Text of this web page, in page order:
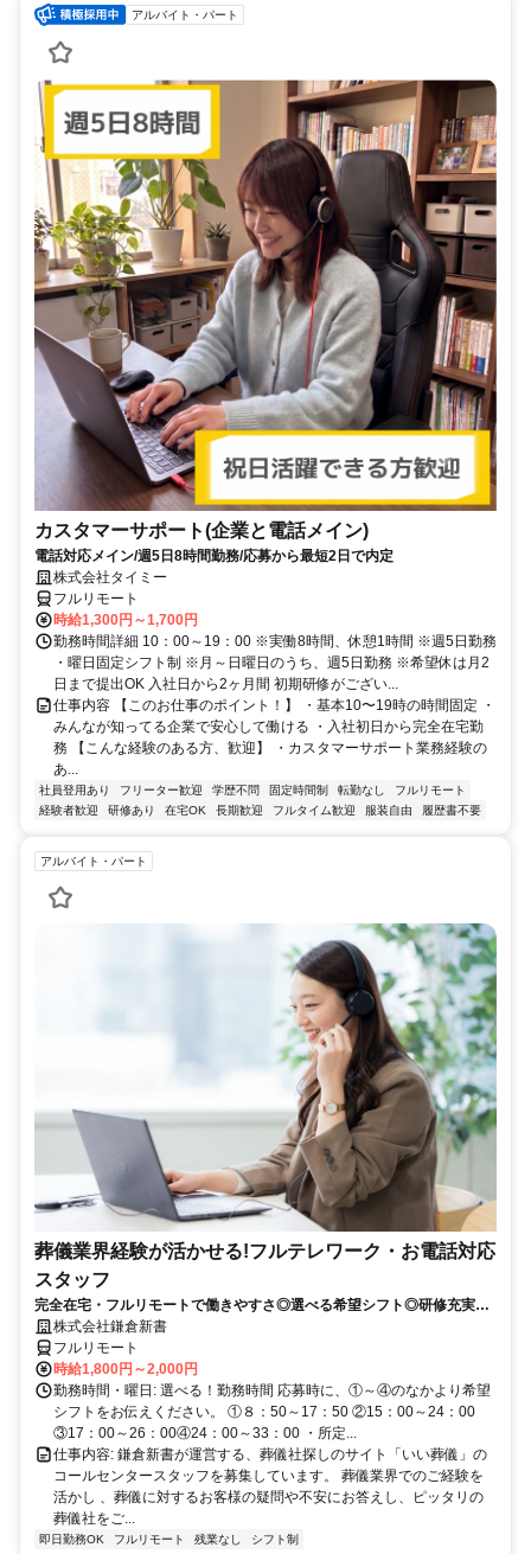
アルバイト・パート
カスタマーサポート(企業と電話メイン)
電話対応メイン/週5日8時間勤務/応募から最短2日で内定
株式会社タイミー
フルリモート
時給1,300円～1,700円
勤務時間詳細 10：00～19：00 ※実働8時間、休憩1時間 ※週5日勤務
・曜日固定シフト制 ※月～日曜日のうち、週5日勤務 ※希望休は月2
日まで提出OK 入社日から2ヶ月間 初期研修がござい...
仕事内容 【このお仕事のポイント！】 ・基本10〜19時の時間固定 ・
みんなが知ってる企業で安心して働ける ・入社初日から完全在宅勤
務 【こんな経験のある方、歓迎】 ・カスタマーサポート業務経験の
あ...
社員登用あり フリーター歓迎 学歴不問 固定時間制 転勤なし
フルリモート
経験者歓迎
研修あり 在宅OK 長期歓迎 フルタイム歓迎 服装自由 履歴書不要
アルバイト・パート
葬儀業界経験が活かせる!フルテレワーク・お電話対応
スタッフ
完全在宅・フルリモートで働きやすさ◎選べる希望シフト◎研修充実だ
から未経験でも安心！平日休みありの完全週休2日制で充実のワークラ
イフバランス！
株式会社鎌倉新書
フルリモート
時給1,800円～2,000円
勤務時間・曜日: 選べる！勤務時間 応募時に、①～④のなかより希望
シフトをお伝えください。 ①８：50～17：50 ②15：00～24：00
③17：00～26：00④24：00～33：00 ・所定...
仕事内容: 鎌倉新書が運営する、葬儀社探しのサイト「いい葬儀」の
コールセンタースタッフを募集しています。 葬儀業界でのご経験を
活かし 、葬儀に対するお客様の疑問や不安にお答えし、ピッタリの
葬儀社をご...
即日勤務OK フルリモート 残業なし シフト制